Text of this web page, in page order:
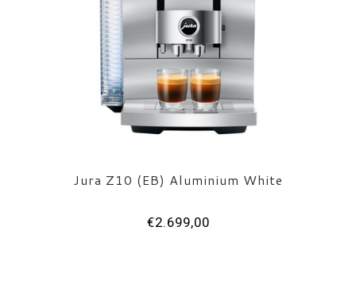
Jura Z10 (EB) Aluminium White
€2.699,00